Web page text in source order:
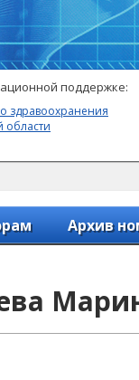
поддержке:
здравоохранения
области
Архив